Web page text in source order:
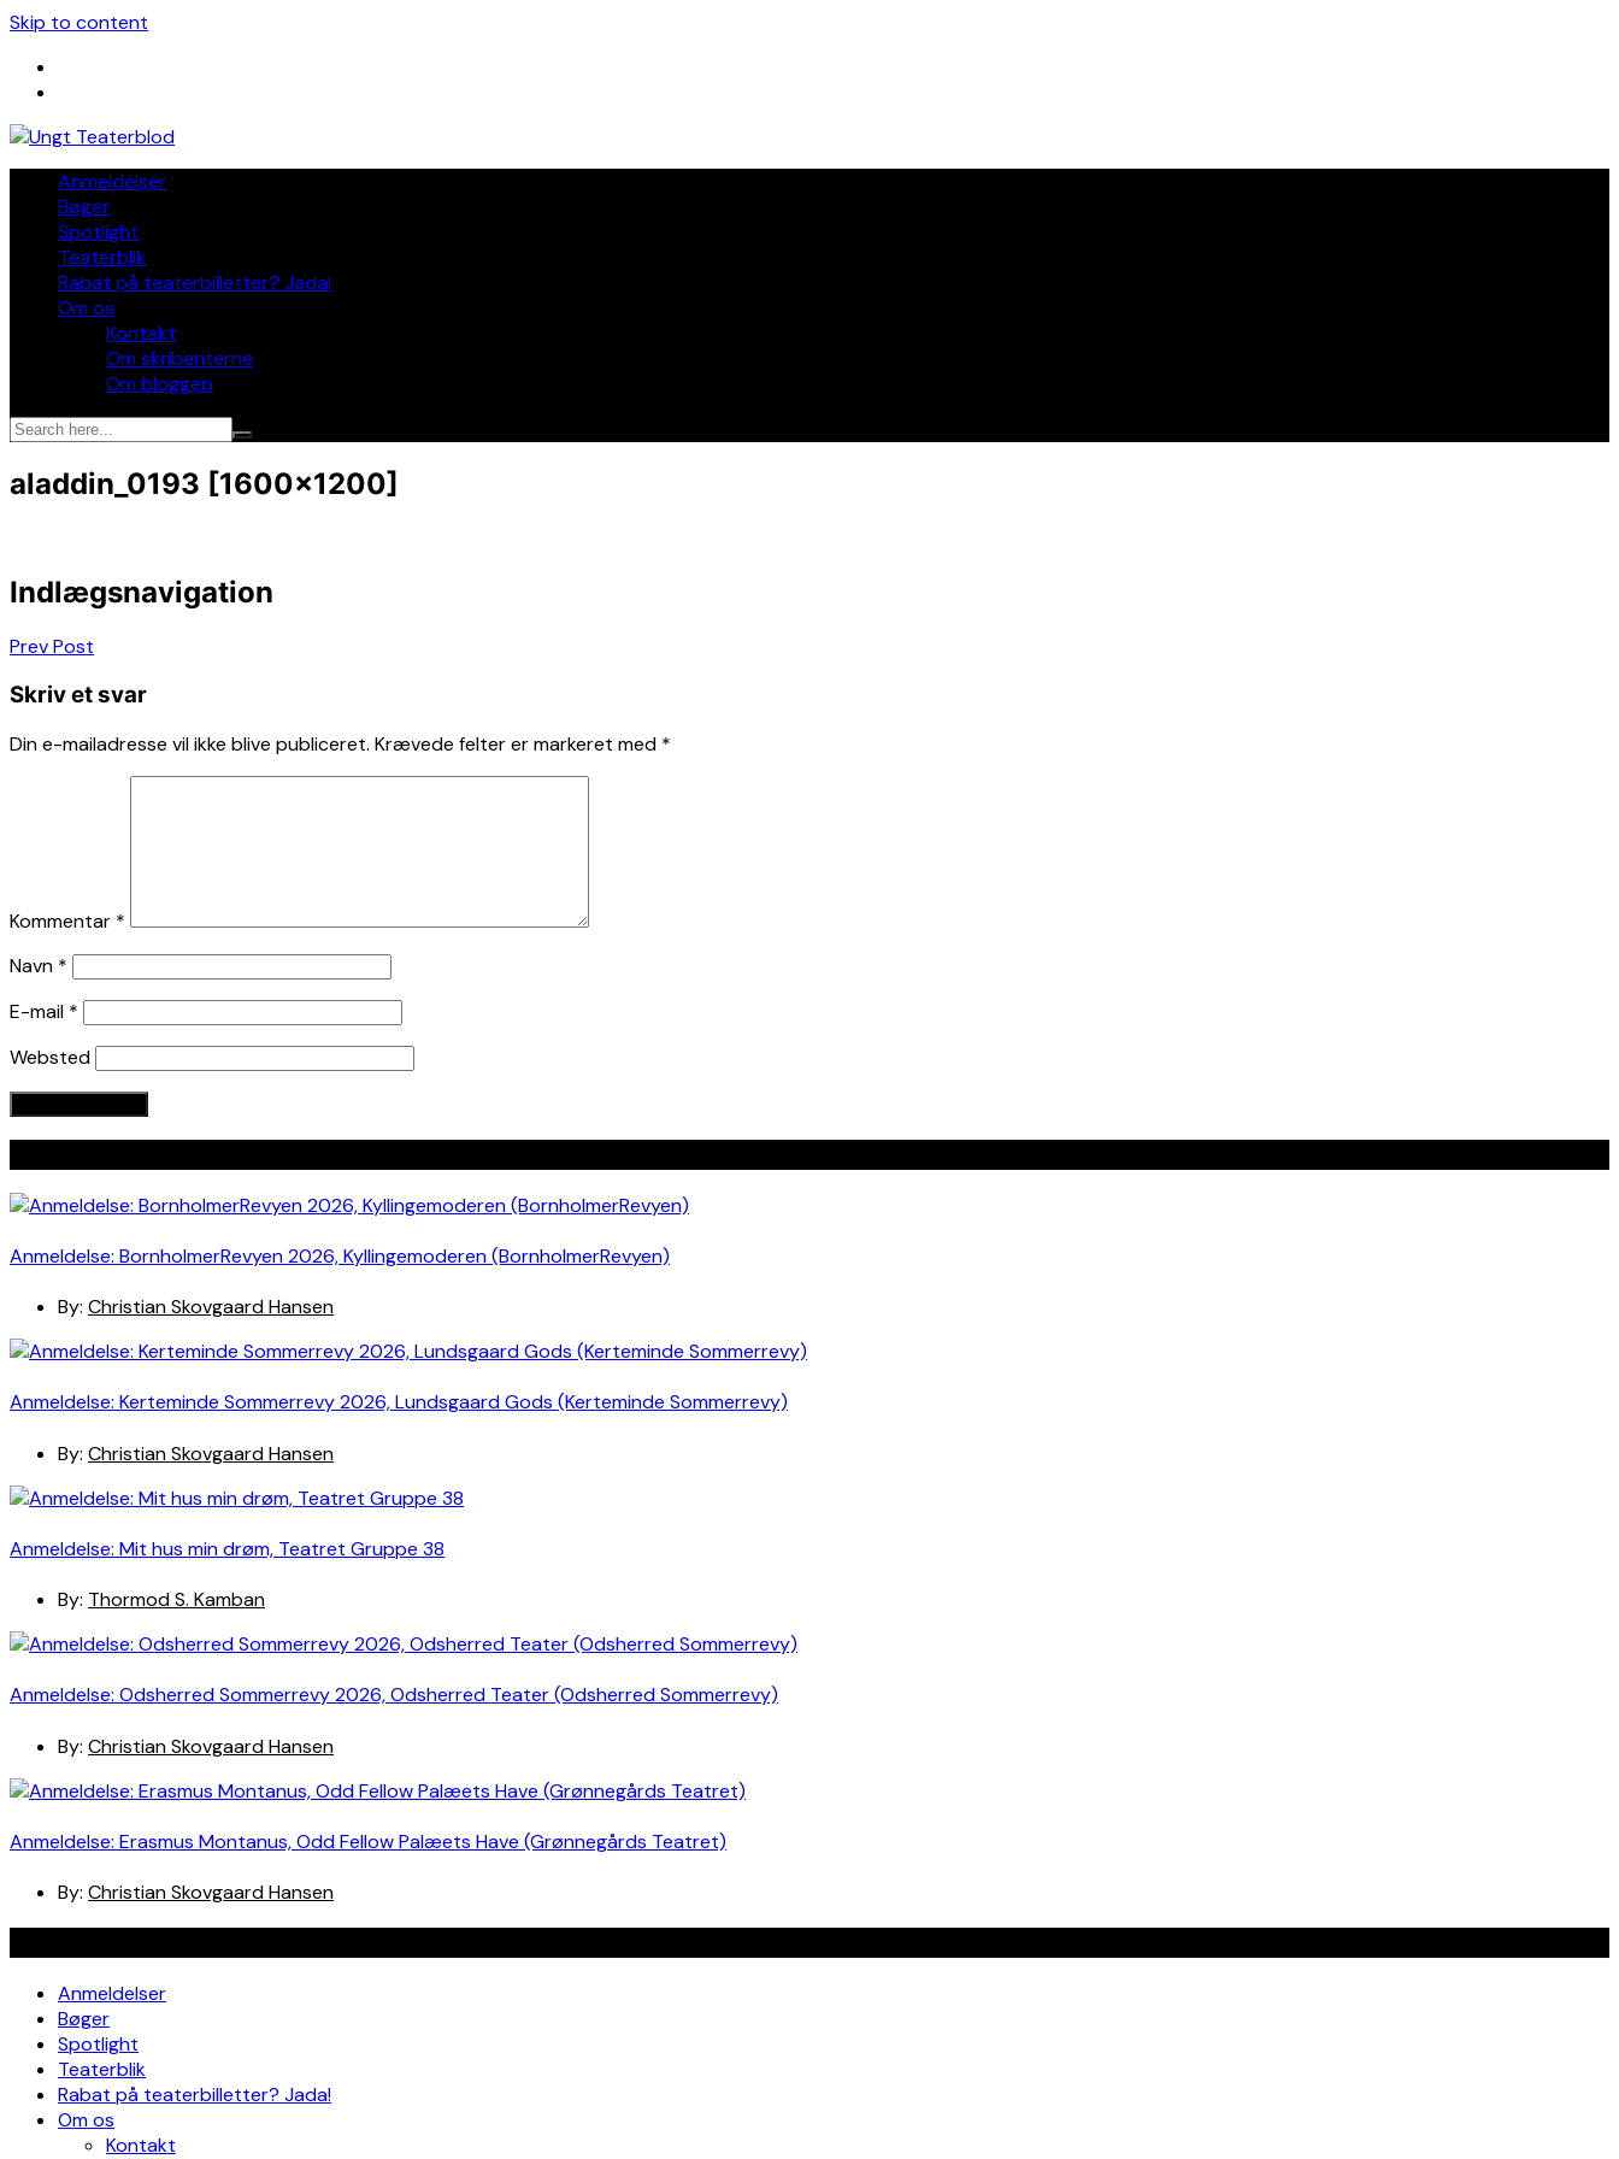
Skip to content
Anmeldelser
Bøger
Spotlight
Teaterblik
Rabat på teaterbilletter? Jada!
Om os
Kontakt
Om skribenterne
Om bloggen
aladdin_0193 [1600×1200]
Indlægsnavigation
Prev Post
Skriv et svar
Din e-mailadresse vil ikke blive publiceret. Krævede felter er markeret med *
Kommentar *
Navn *
E-mail *
Websted
Anmeldelse: BornholmerRevyen 2026, Kyllingemoderen (BornholmerRevyen)
By: Christian Skovgaard Hansen
Anmeldelse: Kerteminde Sommerrevy 2026, Lundsgaard Gods (Kerteminde Sommerrevy)
By: Christian Skovgaard Hansen
Anmeldelse: Mit hus min drøm, Teatret Gruppe 38
By: Thormod S. Kamban
Anmeldelse: Odsherred Sommerrevy 2026, Odsherred Teater (Odsherred Sommerrevy)
By: Christian Skovgaard Hansen
Anmeldelse: Erasmus Montanus, Odd Fellow Palæets Have (Grønnegårds Teatret)
By: Christian Skovgaard Hansen
Anmeldelser
Bøger
Spotlight
Teaterblik
Rabat på teaterbilletter? Jada!
Om os
Kontakt